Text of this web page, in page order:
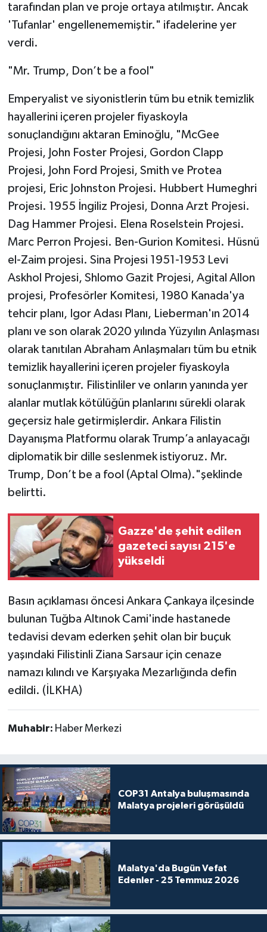
tarafından plan ve proje ortaya atılmıştır. Ancak
'Tufanlar' engellenememiştir." ifadelerine yer
verdi.
"Mr. Trump, Don’t be a fool"
Emperyalist ve siyonistlerin tüm bu etnik temizlik
hayallerini içeren projeler fiyaskoyla
sonuçlandığını aktaran Eminoğlu, "McGee
Projesi, John Foster Projesi, Gordon Clapp
Projesi, John Ford Projesi, Smith ve Protea
projesi, Eric Johnston Projesi. Hubbert Humeghri
Projesi. 1955 İngiliz Projesi, Donna Arzt Projesi.
Dag Hammer Projesi. Elena Roselstein Projesi.
Marc Perron Projesi. Ben-Gurion Komitesi. Hüsnü
el-Zaim projesi. Sina Projesi 1951-1953 Levi
Askhol Projesi, Shlomo Gazit Projesi, Agital Allon
projesi, Profesörler Komitesi, 1980 Kanada'ya
tehcir planı, Igor Adası Planı, Lieberman'ın 2014
planı ve son olarak 2020 yılında Yüzyılın Anlaşması
olarak tanıtılan Abraham Anlaşmaları tüm bu etnik
temizlik hayallerini içeren projeler fiyaskoyla
sonuçlanmıştır. Filistinliler ve onların yanında yer
alanlar mutlak kötülüğün planlarını sürekli olarak
geçersiz hale getirmişlerdir. Ankara Filistin
Dayanışma Platformu olarak Trump’a anlayacağı
diplomatik bir dille seslenmek istiyoruz. Mr.
Trump, Don’t be a fool (Aptal Olma)."şeklinde
belirtti.
Gazze'de şehit edilen
gazeteci sayısı 215'e
yükseldi
Basın açıklaması öncesi Ankara Çankaya ilçesinde
bulunan Tuğba Altınok Cami'inde hastanede
tedavisi devam ederken şehit olan bir buçuk
yaşındaki Filistinli Ziana Sarsaur için cenaze
namazı kılındı ve Karşıyaka Mezarlığında defin
edildi. (İLKHA)
Muhabir: Haber Merkezi
COP31 Antalya buluşmasında
Malatya projeleri görüşüldü
Malatya'da Bugün Vefat
Edenler - 25 Temmuz 2026